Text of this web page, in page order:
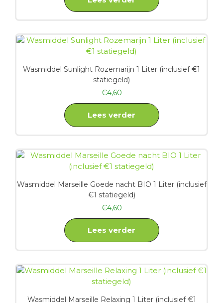
Wasmiddel Sunlight Rozemarijn 1 Liter (inclusief €1
statiegeld)
€4,60
Lees verder
Wasmiddel Marseille Goede nacht BIO 1 Liter (inclusief
€1 statiegeld)
€4,60
Lees verder
Wasmiddel Marseille Relaxing 1 Liter (inclusief €1